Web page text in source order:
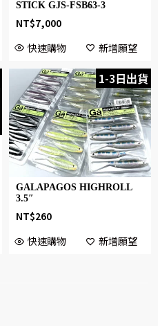
STICK GJS-FSB63-3
NT$7,000
快速購物
新增願望
1-3日出貨
GALAPAGOS HIGHROLL
3.5″
NT$260
快速購物
新增願望